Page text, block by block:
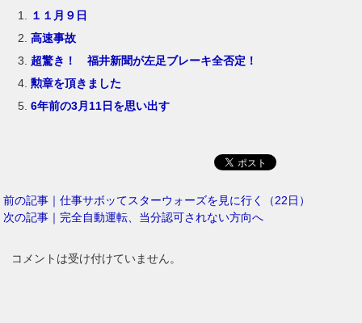
１１月９日
高速事故
超驚き！ 福井新聞が左足ブレーキ全否定！
勲章を頂きました
6年前の3月11日を思い出す
前の記事｜仕事サボッてスターウォーズを見に行く（22日）
次の記事｜完全自動運転、当分認可されない方向へ
コメントは受け付けていません。